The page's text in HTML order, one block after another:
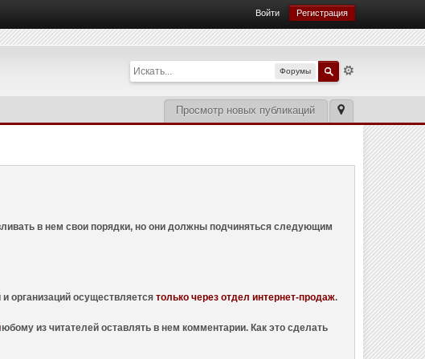
Войти Регистрация
Форумы
Просмотр новых публикаций
в нем свои порядки, но они должны подчиняться следующим
организаций осуществляетсятолько через отдел интернет-продаж.
из читателей оставлять в нем комментарии. Как это сделать